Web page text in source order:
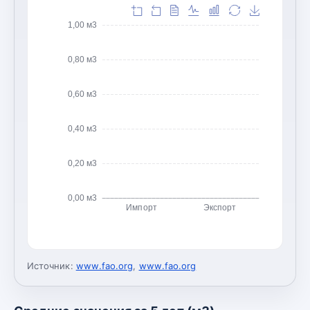
0,00 м3
0,20 м3
0,40 м3
0,60 м3
0,80 м3
1,00 м3
Импорт Экспорт
Источник: www.fao.org, www.fao.org